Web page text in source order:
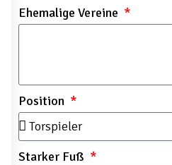
Ehemalige Vereine
Position
Starker Fuß